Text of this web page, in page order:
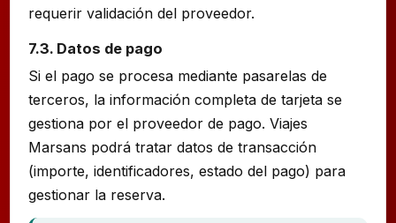
requerir validación del proveedor.
7.3. Datos de pago
Si el pago se procesa mediante pasarelas de
terceros, la información completa de tarjeta se
gestiona por el proveedor de pago. Viajes
Marsans podrá tratar datos de transacción
(importe, identificadores, estado del pago) para
gestionar la reserva.